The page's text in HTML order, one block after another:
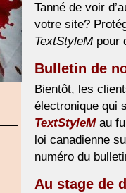
Tanné de voir
votre site?
TextStyleMpour
Bulletin de
Bientôt, les
électronique qui
TextStyleMau
loi canadienne
numéro du
Au stage de